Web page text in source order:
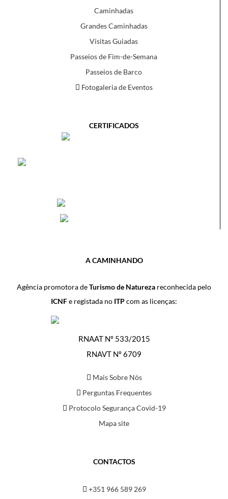
Caminhadas
Grandes Caminhadas
Visitas Guiadas
Passeios de Fim-de-Semana
Passeios de Barco
Fotogaleria de Eventos
CERTIFICADOS
A CAMINHANDO
Agência promotora deTurismo de Natureza reconhecida pelo
ICNFe registada no ITPcom as licenças:
RNAAT Nº 533/2015
RNAVT Nº 6709
Mais Sobre Nós
Perguntas Frequentes
Protocolo Segurança Covid-19
Mapa site
CONTACTOS
+351 966 589 269